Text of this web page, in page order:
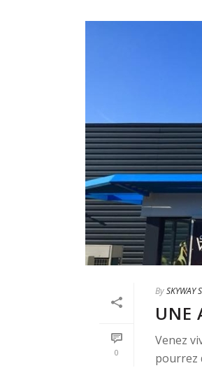
0
BySKYWAY
UNE
Venez
pourrez